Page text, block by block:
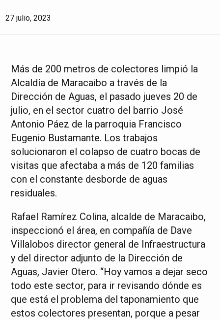
27 julio, 2023
Más de 200 metros de colectores limpió la
Alcaldía de Maracaibo a través de la
Dirección de Aguas, el pasado jueves 20 de
julio, en el sector cuatro del barrio José
Antonio Páez de la parroquia Francisco
Eugenio Bustamante. Los trabajos
solucionaron el colapso de cuatro bocas de
visitas que afectaba a más de 120 familias
con el constante desborde de aguas
residuales.
Rafael Ramírez Colina, alcalde de Maracaibo,
inspeccionó el área, en compañía de Dave
Villalobos director general de Infraestructura
y del director adjunto de la Dirección de
Aguas, Javier Otero. “Hoy vamos a dejar seco
todo este sector, para ir revisando dónde es
que está el problema del taponamiento que
estos colectores presentan, porque a pesar